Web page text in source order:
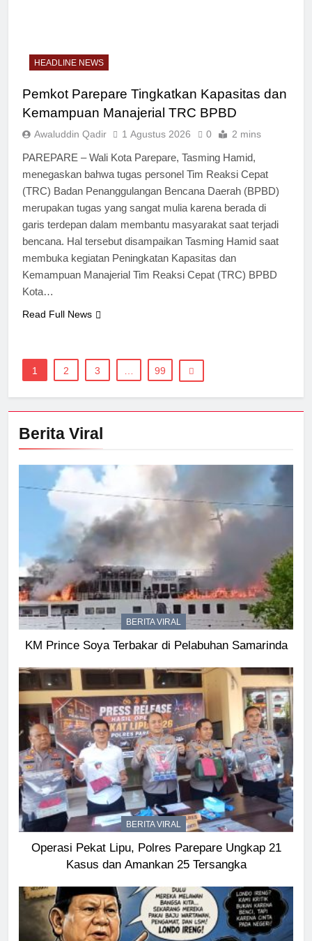
HEADLINE NEWS
Pemkot Parepare Tingkatkan Kapasitas dan
Kemampuan Manajerial TRC BPBD
Awaluddin Qadir 1 Agustus 2026 0 2 mins
PAREPARE – Wali Kota Parepare, Tasming Hamid,
menegaskan bahwa tugas personel Tim Reaksi Cepat
(TRC) Badan Penanggulangan Bencana Daerah (BPBD)
merupakan tugas yang sangat mulia karena berada di
garis terdepan dalam membantu masyarakat saat terjadi
bencana. Hal tersebut disampaikan Tasming Hamid saat
membuka kegiatan Peningkatan Kapasitas dan
Kemampuan Manajerial Tim Reaksi Cepat (TRC) BPBD
Kota…
Read Full News
1 2 3 … 99
Berita Viral
BERITA VIRAL
KM Prince Soya Terbakar di Pelabuhan Samarinda
BERITA VIRAL
Operasi Pekat Lipu, Polres Parepare Ungkap 21
Kasus dan Amankan 25 Tersangka